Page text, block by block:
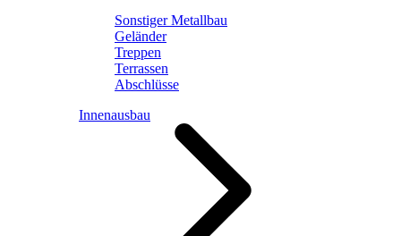
Sonstiger Metallbau
Geländer
Treppen
Terrassen
Abschlüsse
Innenausbau